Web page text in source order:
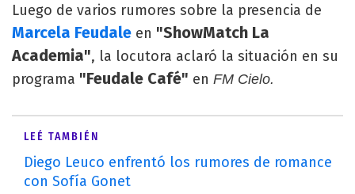
Luego de varios rumores sobre la presencia de
Marcela Feudale en "ShowMatch La
Academia", la locutora aclaró la situación en su
programa "Feudale Café" en FM Cielo.
LEÉ TAMBIÉN
Diego Leuco enfrentó los rumores de romance
con Sofía Gonet